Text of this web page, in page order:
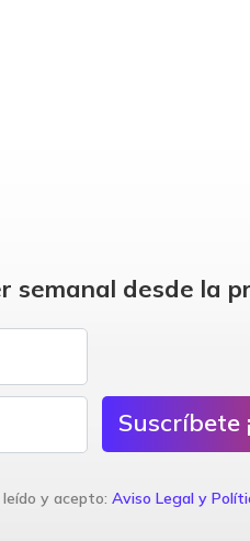
desde la
Suscríbete
y acepto: Aviso Legal y